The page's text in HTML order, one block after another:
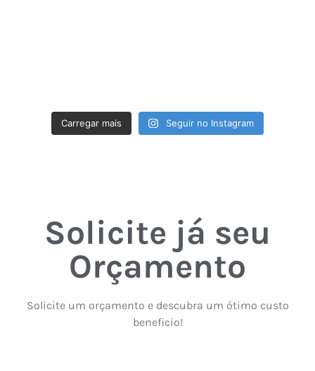
Carregar mais Seguir no Instagram
Solicite já seu
Orçamento
Solicite um orçamento e descubra um ótimo custo
beneficio!